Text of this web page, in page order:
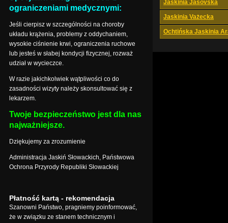
Jaskinia Jasovska
Jaskinia Vażecka
Ochtińska Jaskinia
ograniczeniami medycznymi:
Jeśli cierpisz w szczególności na choroby
układu krążenia, problemy z oddychaniem,
wysokie ciśnienie krwi, ograniczenia ruchowe
lub jesteś w słabej kondycji fizycznej, rozważ
udział w wycieczce.
W razie jakichkolwiek wątpliwości co do
zasadności wizyty należy skonsultować się z
lekarzem.
Twoje bezpieczeństwo jest dla nas
najważniejsze.
Dziękujemy za zrozumienie
Administracja Jaskiń Słowackich, Państwowa
Ochrona Przyrody Republiki Słowackiej
Płatność kartą - rekomendacja
Szanowni Państwo, pragniemy poinformować,
że w związku ze stanem technicznym i